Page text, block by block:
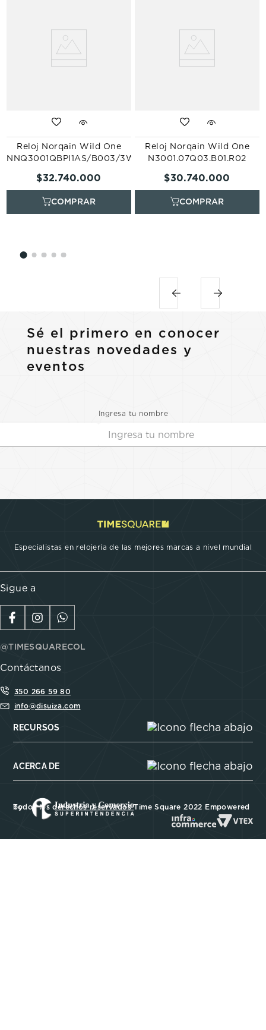
Reloj Norqain Wild One
NNQ3001QBPI1AS/B003/3W2PIBRS.18BQ
$32.740.000
Reloj Norqain Wild One
N3001.07Q03.B01.R02
$30.740.000
Sé el primero en conocer
nuestras novedades y
eventos
Ingresa tu nombre
Especialistas en relojería de las mejores marcas a nivel mundial
Sigue a
@TIMESQUARECOL
Contáctanos
350 266 59 80
info@disuiza.com
RECURSOS
ACERCA DE
Todos los derechos reservados Time Square 2022 Empowered by